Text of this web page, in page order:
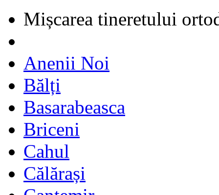
Mișcarea tineretului
Anenii Noi
Bălți
Basarabeasca
Briceni
Cahul
Călărași